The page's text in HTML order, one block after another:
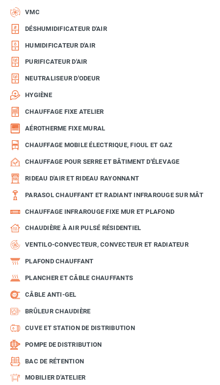
VMC
DÉSHUMIDIFICATEUR D'AIR
HUMIDIFICATEUR D'AIR
PURIFICATEUR D'AIR
NEUTRALISEUR D'ODEUR
HYGIÈNE
CHAUFFAGE FIXE ATELIER
AÉROTHERME FIXE MURAL
CHAUFFAGE MOBILE ÉLECTRIQUE, FIOUL ET GAZ
CHAUFFAGE POUR SERRE ET BÂTIMENT D'ÉLEVAGE
RIDEAU D'AIR ET RIDEAU RAYONNANT
PARASOL CHAUFFANT ET RADIANT INFRAROUGE SUR MÂT
CHAUFFAGE INFRAROUGE FIXE MUR ET PLAFOND
CHAUDIÈRE À AIR PULSÉ RÉSIDENTIEL
VENTILO-CONVECTEUR, CONVECTEUR ET RADIATEUR
PLAFOND CHAUFFANT
PLANCHER ET CÂBLE CHAUFFANTS
CÂBLE ANTI-GEL
BRÛLEUR CHAUDIÈRE
CUVE ET STATION DE DISTRIBUTION
POMPE DE DISTRIBUTION
BAC DE RÉTENTION
MOBILIER D'ATELIER